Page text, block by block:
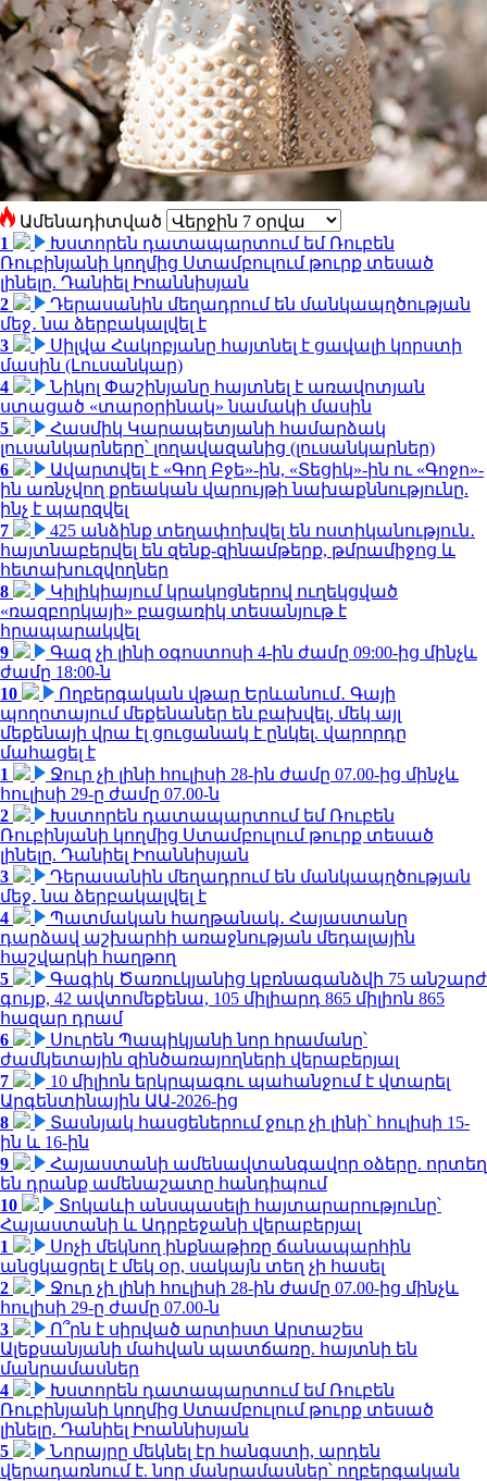
Ամենադիտված
1
Խստորեն դատապարտում եմ Ռուբեն
Ռուբինյանի կողմից Ստամբուլում թուրք տեսած
լինելը. Դանիել Իոաննիսյան
2
Դերասանին մեղադրում են մանկապղծության
մեջ․ նա ձերբակալվել է
3
Սիլվա Հակոբյանը հայտնել է ցավալի կորստի
մասին (Լուսանկար)
4
Նիկոլ Փաշինյանը հայտնել է առավոտյան
ստացած «տարօրինակ» նամակի մասին
5
Հասմիկ Կարապետյանի համարձակ
լուսանկարները՝ լողավազանից (լուսանկարներ)
6
Ավարտվել է «Գող Բջե»-ին, «Տեցիկ»-ին ու «Գոջո»-
ին առնչվող քրեական վարույթի նախաքննությունը.
ինչ է պարզվել
7
425 անձինք տեղափոխվել են ոստիկանություն․
հայտնաբերվել են զենք-զինամթերք, թմրամիջոց և
հետախուզվողներ
8
Կիլիկիայում կրակոցներով ուղեկցված
«ռազբորկայի» բացառիկ տեսանյութ է
հրապարակվել
9
Գազ չի լինի օգոստոսի 4-ին ժամը 09:00-ից մինչև
ժամը 18:00-ն
10
Ողբերգական վթար Երևանում․ Գայի
պողոտայում մեքենաներ են բախվել, մեկ այլ
մեքենայի վրա էլ ցուցանակ է ընկել. վարորդը
մահացել է
1
Ջուր չի լինի հուլիսի 28-ին ժամը 07.00-ից մինչև
հուլիսի 29-ը ժամը 07.00-ն
2
Խստորեն դատապարտում եմ Ռուբեն
Ռուբինյանի կողմից Ստամբուլում թուրք տեսած
լինելը. Դանիել Իոաննիսյան
3
Դերասանին մեղադրում են մանկապղծության
մեջ․ նա ձերբակալվել է
4
Պատմական հաղթանակ․ Հայաստանը
դարձավ աշխարհի առաջնության մեդալային
հաշվարկի հաղթող
5
Գագիկ Ծառուկյանից կբռնագանձվի 75 անշարժ
գույք, 42 ավտոմեքենա, 105 միլիարդ 865 միլիոն 865
հազար դրամ
6
Սուրեն Պապիկյանի նոր հրամանը՝
ժամկետային զինծառայողների վերաբերյալ
7
10 միլիոն երկրպագու պահանջում է վտարել
Արգենտինային ԱԱ-2026-ից
8
Տասնյակ հասցեներում ջուր չի լինի՝ հուլիսի 15-
ին և 16-ին
9
Հայաստանի ամենավտանգավոր օձերը. որտեղ
են դրանք ամենաշատը հանդիպում
10
Տոկաևի անսպասելի հայտարարությունը՝
Հայաստանի և Ադրբեջանի վերաբերյալ
1
Սոչի մեկնող ինքնաթիռը ճանապարհին
անցկացրել է մեկ օր, սակայն տեղ չի հասել
2
Ջուր չի լինի հուլիսի 28-ին ժամը 07.00-ից մինչև
հուլիսի 29-ը ժամը 07.00-ն
3
Ո՞րն է սիրված արտիստ Արտաշես
Ալեքսանյանի մահվան պատճառը. հայտնի են
մանրամասներ
4
Խստորեն դատապարտում եմ Ռուբեն
Ռուբինյանի կողմից Ստամբուլում թուրք տեսած
լինելը. Դանիել Իոաննիսյան
5
Նորայրը մեկնել էր հանգստի, արդեն
վերադառնում է. նոր մանրամասներ՝ ողբերգական